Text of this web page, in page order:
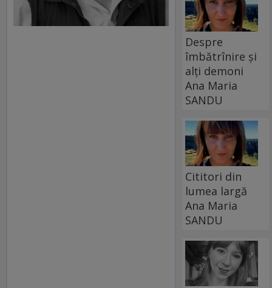
Despre
îmbătrînire și
alți demoni
Ana Maria
SANDU
Cititori din
lumea largă
Ana Maria
SANDU